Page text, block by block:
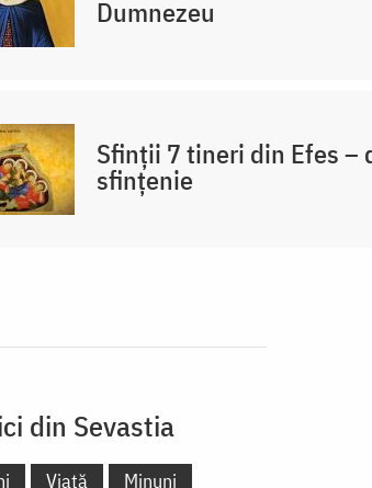
Dumnezeu
Sfinții 7 tineri din Efes –
sfințenie
din Sevastia
Viață Minuni